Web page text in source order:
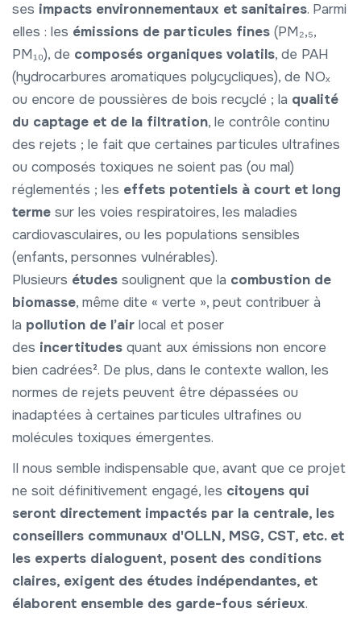
ses impacts environnementaux et sanitaires. Parmi
elles : les émissions de particules fines (PM₂,₅,
PM₁₀), de composés organiques volatils, de PAH
(hydrocarbures aromatiques polycycliques), de NOₓ
ou encore de poussières de bois recyclé ; la qualité
du captage et de la filtration, le contrôle continu
des rejets ; le fait que certaines particules ultrafines
ou composés toxiques ne soient pas (ou mal)
réglementés ; les effets potentiels à court et long
terme sur les voies respiratoires, les maladies
cardiovasculaires, ou les populations sensibles
(enfants, personnes vulnérables).
Plusieurs études soulignent que la combustion de
biomasse, même dite « verte », peut contribuer à
la pollution de l’air local et poser
des incertitudes quant aux émissions non encore
bien cadrées². De plus, dans le contexte wallon, les
normes de rejets peuvent être dépassées ou
inadaptées à certaines particules ultrafines ou
molécules toxiques émergentes.
Il nous semble indispensable que, avant que ce projet
ne soit définitivement engagé, les citoyens qui
seront directement impactés par la centrale, les
conseillers communaux d'OLLN, MSG, CST, etc. et
les experts dialoguent, posent des conditions
claires, exigent des études indépendantes, et
élaborent ensemble des garde-fous sérieux.